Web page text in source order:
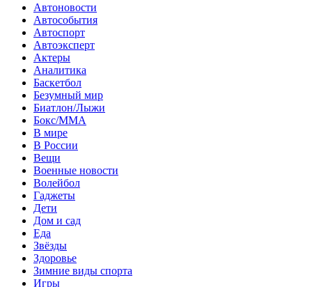
Автоновости
Автособытия
Автоспорт
Автоэксперт
Актеры
Аналитика
Баскетбол
Безумный мир
Биатлон/Лыжи
Бокс/MMA
В мире
В России
Вещи
Военные новости
Волейбол
Гаджеты
Дети
Дом и сад
Еда
Звёзды
Здоровье
Зимние виды спорта
Игры